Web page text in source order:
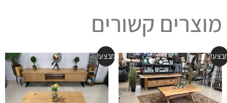
מוצרים קשורים
מבצע!